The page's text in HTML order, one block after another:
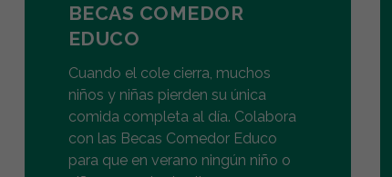
BECAS COMEDOR
EDUCO
Cuando el cole cierra, muchos
niños y niñas pierden su única
comida completa al día. Colabora
con las Becas Comedor Educo
para que en verano ningún niño o